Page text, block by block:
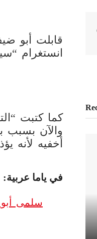
قابلت أبو
انستغرام
كما كتبت
والآن بسبب
أخفيه لأنه
في ياما عربية:
سلمى أبو